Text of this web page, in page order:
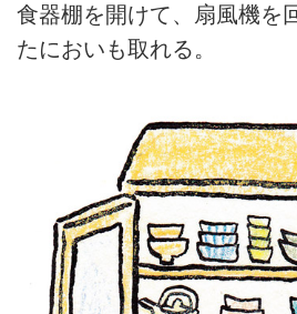
食器棚を開けて、扇風機を
たにおいも取れる。